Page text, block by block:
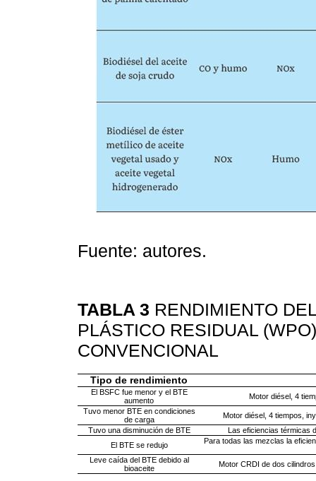
Fuente: autores.
TABLA 3 RENDIMIENTO
PLÁSTICO RESIDUAL
CONVENCIONAL
Tipo de rendimiento
El BSFC fue menor y el BTE
aumento
Motor diésel, 4
Tuvo menor BTE en condiciones
de carga
Motor diésel, 4 tiempos,
Tuvo una disminución de BTE
Las eficiencias térmicas
El BTE se redujo
Para todas las mezclas la
Leve caída del BTE debido al
bioaceite
Motor CRDI de dos